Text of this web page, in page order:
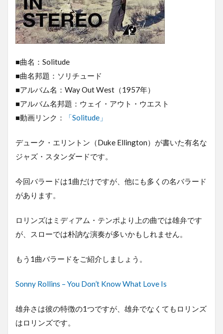
■曲名：Solitude
■曲名邦題：ソリチュード
■アルバム名：Way Out West（1957年）
■アルバム名邦題：ウェイ・アウト・ウエスト
■動画リンク：
「Solitude」
デューク・エリントン（Duke Ellington）が書いた有名な
ジャズ・スタンダードです。
今回バラードは1曲だけですが、他にも多くの名バラード
があります。
ロリンズはミディアム・テンポより上の曲では雄弁です
が、スローでは朴訥な演奏が多いかもしれません。
もう1曲バラードをご紹介しましょう。
Sonny Rollins – You Don’t Know What Love Is
雄弁さは彼の特徴の1つですが、雄弁でなくてもロリンズ
はロリンズです。